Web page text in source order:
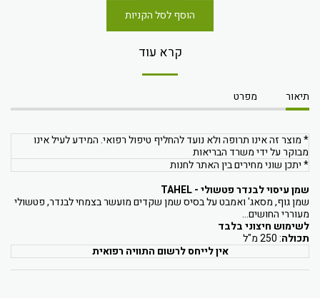
הוסף לסל הקניות
קרא עוד
תיאור מפרט
* מוצר זה אינו תרופה ולא נועד להחליף טיפול רפואי. המידע לעיל אינו
מבוקר על ידי משרד הבריאות
* יתכן שוני מחירים בין האתר לחנות
שמן עיסוי לבנדר פטשולי - TAHEL
שמן גוף, מסאג' ואמבט על בסיס שמן שקדים מועשר בצמחי לבנדר, פטשולי
מעוררי החושים...
לשימוש חיצוני בלבד
תכולה: 250 מ"ל
אין לייחס לרשום התוויה רפואית